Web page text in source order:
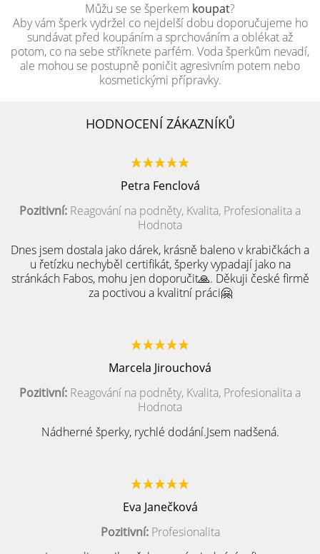
Můžu se se šperkem koupat?
Aby vám šperk vydržel co nejdelší dobu doporučujeme ho
sundávat před koupáním a sprchováním a oblékat až
potom, co na sebe stříknete parfém. Voda šperkům nevadí,
ale mohou se postupně poničit agresivním potem nebo
kosmetickými přípravky.
HODNOCENÍ ZÁKAZNÍKŮ
Petra Fenclová
Pozitivní: Reagování na podněty, Kvalita, Profesionalita a
Hodnota
Dnes jsem dostala jako dárek, krásně baleno v krabičkách a
u řetízku nechyběl certifikát, šperky vypadají jako na
stránkách Fabos, mohu jen doporučit🙏. Děkuji české firmě
za poctivou a kvalitní práci🤗
Marcela Jirouchová
Pozitivní: Reagování na podněty, Kvalita, Profesionalita a
Hodnota
Nádherné šperky, rychlé dodání.Jsem nadšená.
Eva Janečková
Pozitivní:Profesionalita